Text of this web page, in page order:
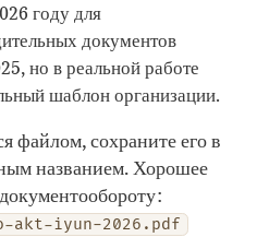
году для
документов
но в реальной работе
шаблон организации.
файлом, сохраните его в
названием. Хорошее
akt-iyun-2026.pdf